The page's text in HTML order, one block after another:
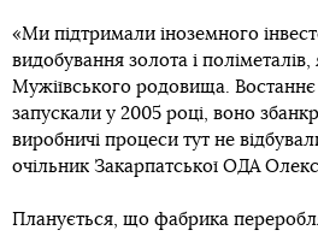
«Ми підтримали іноземного
видобування золота і поліметалів,
Мужіївського родовища.
запускали у 2005 році, воно
виробничі процеси тут не
очільник Закарпатської ОДА
Планується, що фабрика